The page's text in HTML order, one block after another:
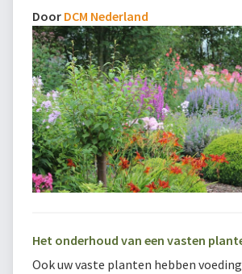
Door DCM Nederland
Het onderhoud van een vasten
Ook uw vaste planten hebben